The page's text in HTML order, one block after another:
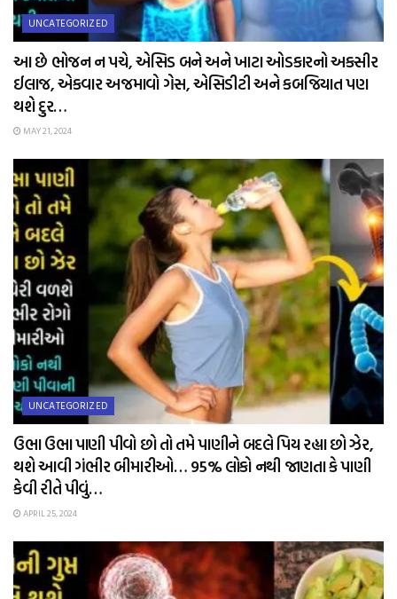
UNCATEGORIZED
આ છે ભોજન ન પચે, એસિડ બને અને ખાટા ઓડકારનો અકસીર
ઈલાજ, એકવાર અજમાવો ગેસ, એસિડીટી અને કબજિયાત પણ
થશે દુર…
MAY 21, 2024
UNCATEGORIZED
ઉભા ઉભા પાણી પીવો છો તો તમે પાણીને બદલે પિય રહ્યા છો ઝેર,
થશે આવી ગંભીર બીમારીઓ… 95% લોકો નથી જાણતા કે પાણી
કેવી રીતે પીવું…
APRIL 25, 2024